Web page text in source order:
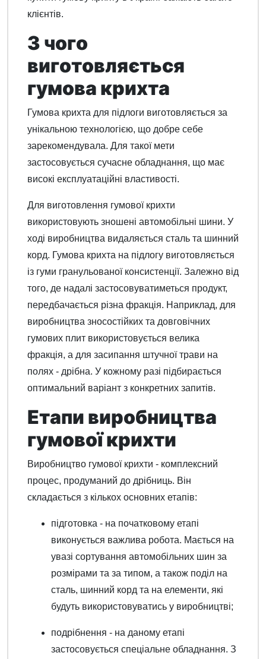
клієнтів.
З чого
виготовляється
гумова крихта
Гумова крихта для підлоги виготовляється за
унікальною технологією, що добре себе
зарекомендувала. Для такої мети
застосовується сучасне обладнання, що має
високі експлуатаційні властивості.
Для виготовлення гумової крихти
використовують зношені автомобільні шини. У
ході виробництва видаляється сталь та шинний
корд. Гумова крихта на підлогу виготовляється
із гуми гранульованої консистенції. Залежно від
того, де надалі застосовуватиметься продукт,
передбачається різна фракція. Наприклад, для
виробництва зносостійких та довговічних
гумових плит використовується велика
фракція, а для засипання штучної трави на
полях - дрібна. У кожному разі підбирається
оптимальний варіант з конкретних запитів.
Етапи виробництва
гумової крихти
Виробництво гумової крихти - комплексний
процес, продуманий до дрібниць. Він
складається з кількох основних етапів:
підготовка - на початковому етапі
виконується важлива робота. Мається на
увазі сортування автомобільних шин за
розмірами та за типом, а також поділ на
сталь, шинний корд та на елементи, які
будуть використовуватись у виробництві;
подрібнення - на даному етапі
застосовується спеціальне обладнання. З